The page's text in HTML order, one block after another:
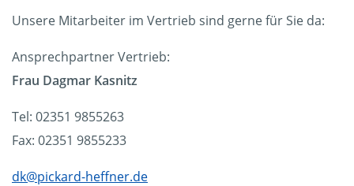
Unsere Mitarbeiter im Vertrieb sind gerne für Sie da:
Ansprechpartner Vertrieb:
Frau Dagmar Kasnitz
Tel: 02351 9855263
Fax: 02351 9855233
dk@pickard-heffner.de